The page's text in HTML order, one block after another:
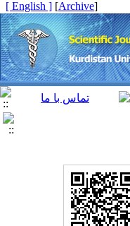
[
Archive
]
[ English ]